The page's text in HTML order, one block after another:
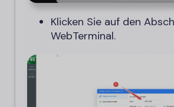
Klicken Sie auf den
WebTerminal.